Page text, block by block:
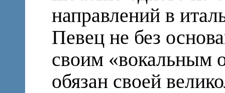
направлений в
Певец не без
своим «вокальным
обязан своей